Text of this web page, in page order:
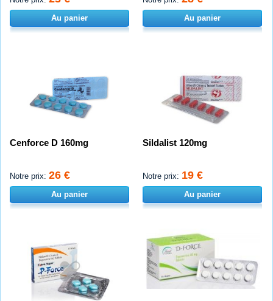
Au panier Au panier
Cenforce D 160mg
Notre prix: 26 €
Au panier
Sildalist 120mg
Notre prix: 19 €
Au panier